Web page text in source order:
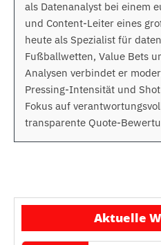
als Datenanalyst bei einem
und Content-Leiter eines
heute als Spezialist für
Fußballwetten, Value Bets
Analysen verbindet er
Pressing-Intensität und
Fokus auf
transparente Quote-
Aktuelle